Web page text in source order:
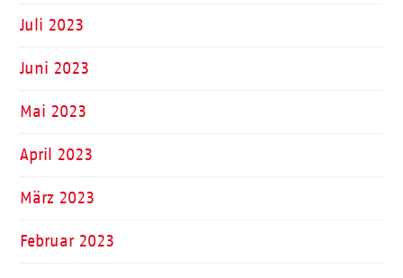
Juli 2023
Juni 2023
Mai 2023
April 2023
März 2023
Februar 2023